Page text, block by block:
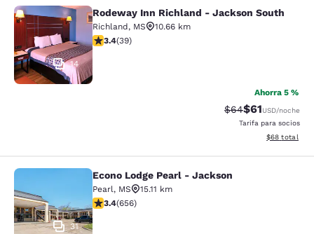
Rodeway Inn Richland - Jackson
14
Rodeway Inn Richland - Jackson South
Richland, MS
10.66 km
calificación de 3.44 estrellas. Bueno. 39 reseñas
3.4(39)
Ahorra 5 %
Precio tachado:
$64Precio con
$61USD/noche
Tarifa para socios
Ver detalles
$68 total
Econo Lodge Pearl - Jackson
31
Econo Lodge Pearl - Jackson
Pearl, MS
15.11 km
calificación de 3.36 estrellas. Bueno. 656 reseñas
3.4(656)